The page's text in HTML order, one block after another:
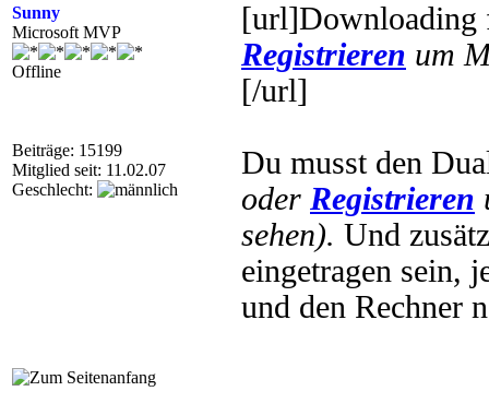
Sunny
Microsoft MVP
Offline
Beiträge: 15199
Mitglied seit: 11.02.07
Geschlecht:
Registrieren um
[/url]
Du musst den
oder Registrieren
sehen). Und
eingetragen sein,
und den Rechner